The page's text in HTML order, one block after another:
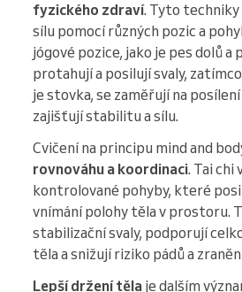
fyzického zdraví. Tyto
sílu pomocí různých pozic a
jógové pozice, jako je pes dolů a
protahují a posilují svaly,
je stovka, se zaměřují na
zajišťují stabilitu a sílu.
Cvičení na principu mind and
rovnováhu a koordinaci. Tai chi
kontrolované pohyby, které
vnímání polohy těla v prostoru.
stabilizační svaly, podporují
těla a snižují riziko pádů a
Lepší držení těla je dalším